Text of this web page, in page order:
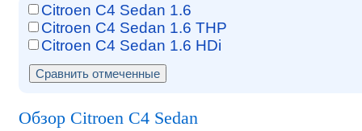
Citroen C4 Sedan 1.6
Citroen C4 Sedan 1.6 THP
Citroen C4 Sedan 1.6 HDi
Обзор Citroen C4 Sedan